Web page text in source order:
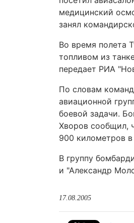
медицинский
занял
Во время полета
топливом из
передает РИА
По словам
авиационной
боевой задачи.
Хворов сообщил,
900 километров в
В группу
и "Александр
17.08.2005